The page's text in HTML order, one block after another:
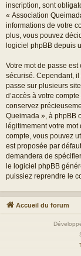
inscription, sont
« Association
informations de votre
plus, vous pouvez
logiciel phpBB depuis
Votre mot de passe
sécurisé. Cependant,
passe sur plusieurs
d’accès à votre
conservez
Queimada », à phpBB
légitimement votre mot
compte, vous pouvez
est proposée par
demandera de
le logiciel phpBB
puissiez reprendre le
Accueil du forum